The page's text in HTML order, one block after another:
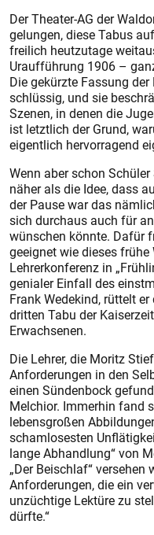
Der Theater-AG der
gelungen, diese Tabus
freilich heutzutage
Uraufführung 1906 –
Die gekürzte Fassung
schlüssig, und sie
Szenen, in denen die
ist letztlich der Grund,
eigentlich hervorragend
Wenn aber schon
näher als die Idee, dass
der Pause war das
sich durchaus auch für
wünschen könnte. Dafür
geeignet wie dieses frühe
Lehrerkonferenz in
genialer Einfall des
Frank Wedekind, rüttelt
dritten Tabu der
Erwachsenen.
Die Lehrer, die Moritz
Anforderungen in den
einen Sündenbock
Melchior. Immerhin fand
lebensgroßen
schamlosesten
lange Abhandlung“ von
„Der Beischlaf“ versehen
Anforderungen, die ein
unzüchtige Lektüre zu
dürfte.“